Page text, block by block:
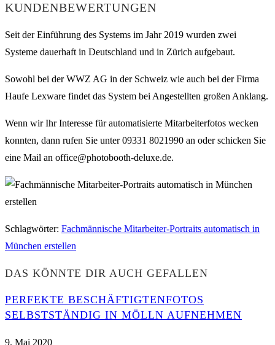
KUNDENBEWERTUNGEN
Seit der Einführung des Systems im Jahr 2019 wurden zwei
Systeme dauerhaft in Deutschland und in Zürich aufgebaut.
Sowohl bei der WWZ AG in der Schweiz wie auch bei der Firma
Haufe Lexware findet das System bei Angestellten großen Anklang.
Wenn wir Ihr Interesse für automatisierte Mitarbeiterfotos wecken
konnten, dann rufen Sie unter 09331 8021990 an oder schicken Sie
eine Mail an office@photobooth-deluxe.de.
Schlagwörter: Fachmännische Mitarbeiter-Portraits automatisch in
München erstellen
DAS KÖNNTE DIR AUCH GEFALLEN
PERFEKTE BESCHÄFTIGTENFOTOS
SELBSTSTÄNDIG IN MÖLLN AUFNEHMEN
9. Mai 2020